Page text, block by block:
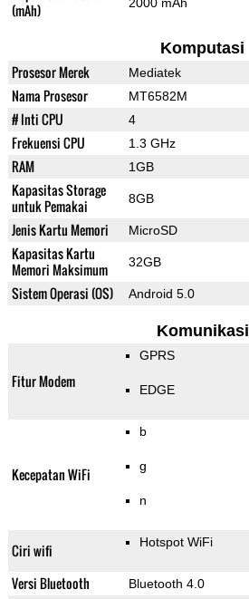
(mAh)
Komputasi
Prosesor Merek Mediatek
Nama Prosesor MT6582M
# Inti CPU 4
Frekuensi CPU 1.3 GHz
RAM 1GB
Kapasitas Storage
untuk Pemakai
8GB
Jenis Kartu Memori MicroSD
Kapasitas Kartu
Memori Maksimum
32GB
Sistem Operasi (OS) Android 5.0
Komunikasi
Fitur Modem
GPRS
EDGE
Kecepatan WiFi
b
g
n
Ciri wifi Hotspot WiFi
Versi Bluetooth Bluetooth 4.0